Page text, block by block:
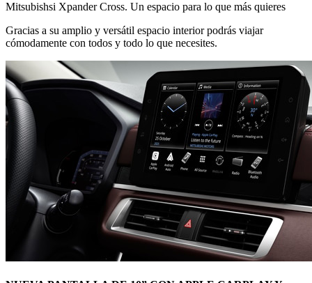
Mitsubishsi Xpander Cross. Un espacio para lo que más quieres
Gracias a su amplio y versátil espacio interior podrás viajar
cómodamente con todos y todo lo que necesites.